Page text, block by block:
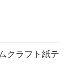
クラフト紙テ